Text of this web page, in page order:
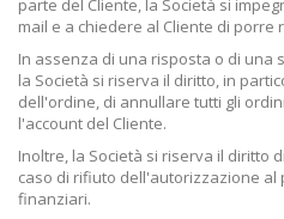
parte del Cliente, la Società si
mail e a chiedere al Cliente di porre
In assenza di una risposta o di una
la Società si riserva il diritto, in
dell'ordine, di annullare tutti gli
l'account del Cliente.
Inoltre, la Società si riserva il diritto
caso di rifiuto dell'autorizzazione al
finanziari.